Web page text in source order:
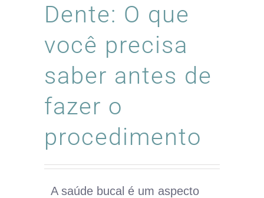
Dente: O que
você precisa
saber antes de
fazer o
procedimento
A saúde bucal é um aspecto